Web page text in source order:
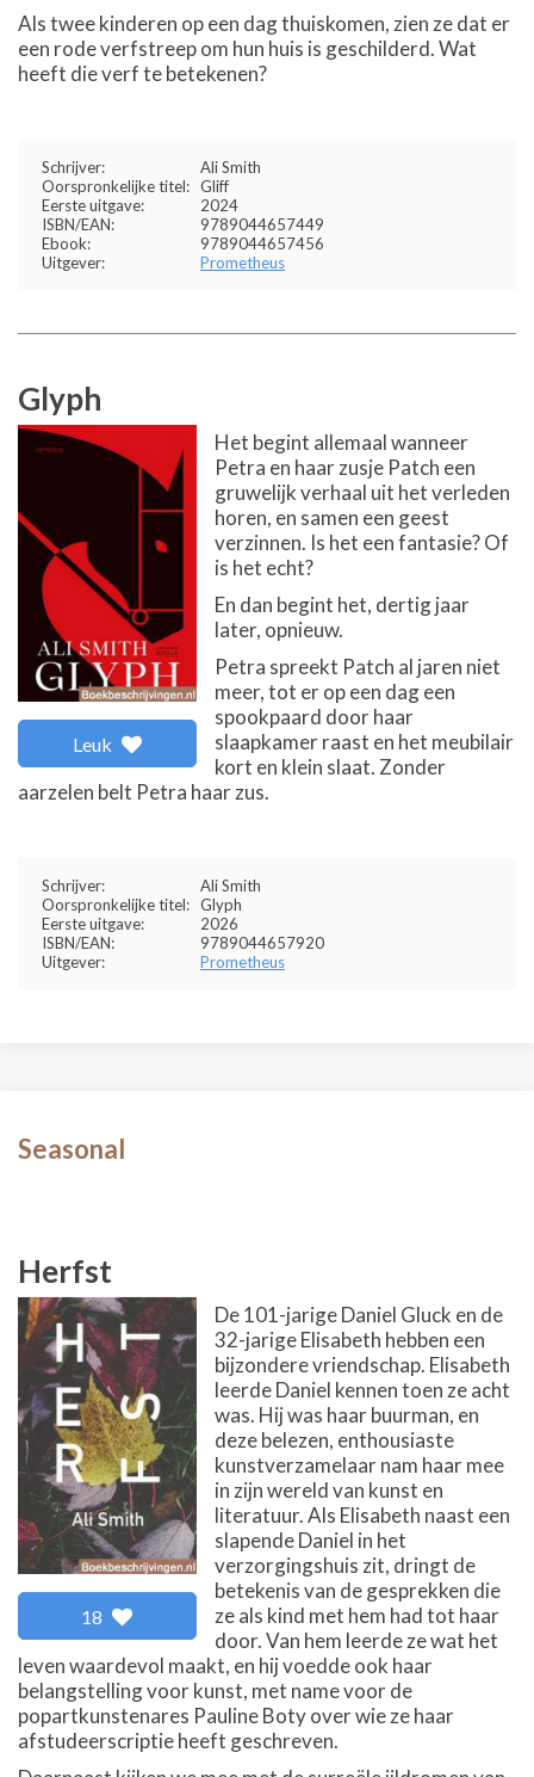
Als twee kinderen op een dag thuiskomen, zien ze dat er
een rode verfstreep om hun huis is geschilderd. Wat
heeft die verf te betekenen?
Schrijver:
Ali Smith
Oorspronkelijke titel: Gliff
Eerste uitgave:
2024
ISBN/EAN:
9789044657449
Ebook:
9789044657456
Uitgever:
Prometheus
Glyph
Leuk
Het begint allemaal wanneer
Petra en haar zusje Patch een
gruwelijk verhaal uit het verleden
horen, en samen een geest
verzinnen. Is het een fantasie? Of
is het echt?
En dan begint het, dertig jaar
later, opnieuw.
Petra spreekt Patch al jaren niet
meer, tot er op een dag een
spookpaard door haar
slaapkamer raast en het meubilair
kort en klein slaat. Zonder
aarzelen belt Petra haar zus.
Schrijver:
Ali Smith
Oorspronkelijke titel: Glyph
Eerste uitgave:
2026
ISBN/EAN:
9789044657920
Uitgever:
Prometheus
Seasonal
Herfst
18
De 101-jarige Daniel Gluck en de
32-jarige Elisabeth hebben een
bijzondere vriendschap. Elisabeth
leerde Daniel kennen toen ze acht
was. Hij was haar buurman, en
deze belezen, enthousiaste
kunstverzamelaar nam haar mee
in zijn wereld van kunst en
literatuur. Als Elisabeth naast een
slapende Daniel in het
verzorgingshuis zit, dringt de
betekenis van de gesprekken die
ze als kind met hem had tot haar
door. Van hem leerde ze wat het
leven waardevol maakt, en hij voedde ook haar
belangstelling voor kunst, met name voor de
popartkunstenares Pauline Boty over wie ze haar
afstudeerscriptie heeft geschreven.